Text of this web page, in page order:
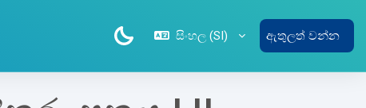
සිංහල ‎(SI)‎ ඇතුලත් වන්න